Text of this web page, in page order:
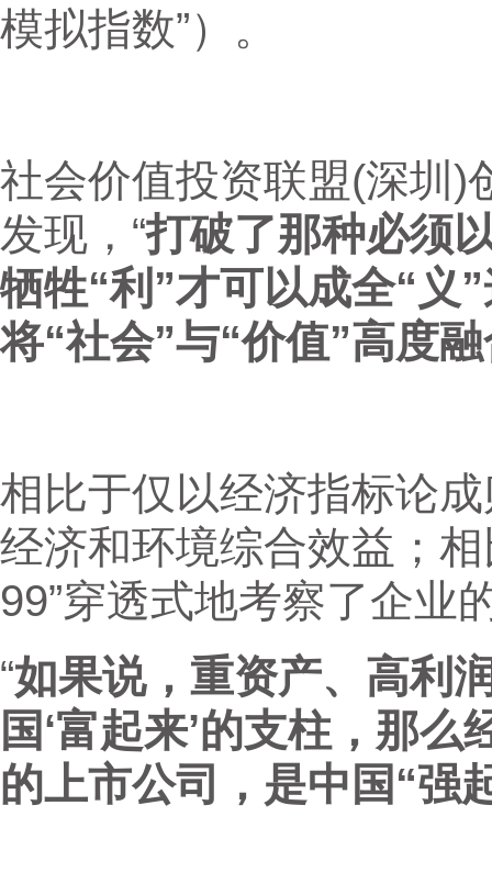
模拟指数”）。
社会价值投资联盟(深圳)
发现，“打破了那种必须
牺牲“利”才可以成全“义
将“社会”与“价值”高度
相比于仅以经济指标论
经济和环境综合效益；
99”穿透式地考察了企业
“如果说，重资产、高利
国‘富起来’的支柱，那么
的上市公司，是中国“强